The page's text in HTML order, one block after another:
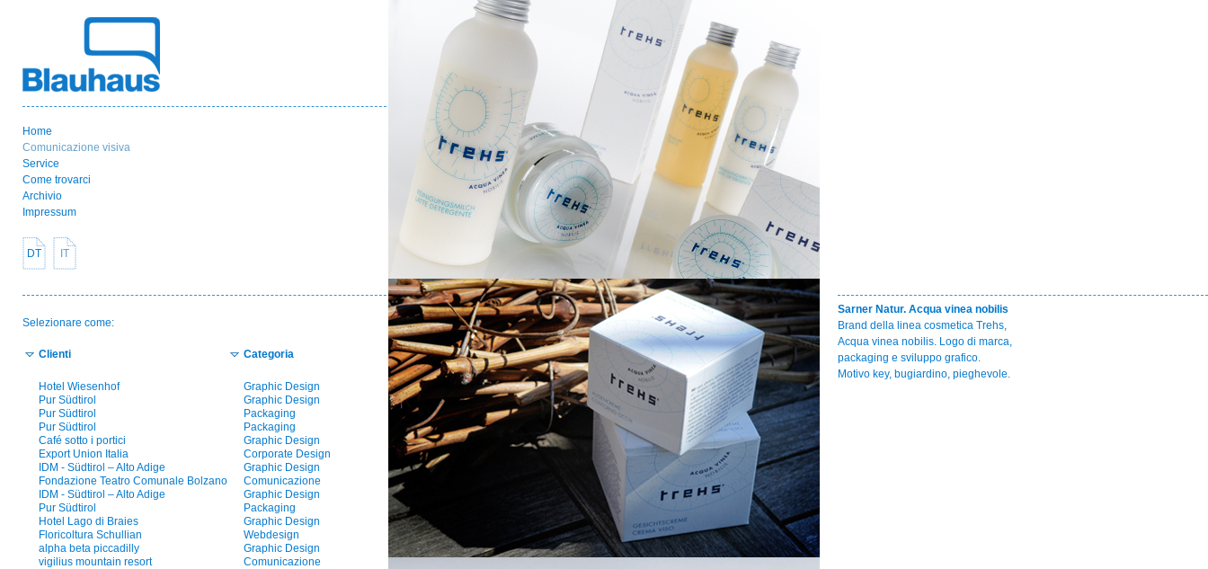
Home
Comunicazione visiva
Service
Come trovarci
Archivio
Impressum
DT IT
Selezionare come:
Clienti Categoria
Hotel Wiesenhof
Graphic Design
Pur Südtirol
Graphic Design
Pur Südtirol
Packaging
Pur Südtirol
Packaging
Café sotto i portici
Graphic Design
Export Union Italia
Corporate Design
IDM - Südtirol – Alto Adige
Graphic Design
Fondazione Teatro Comunale Bolzano
Comunicazione
IDM - Südtirol – Alto Adige
Graphic Design
Pur Südtirol
Packaging
Hotel Lago di Braies
Graphic Design
Floricoltura Schullian
Webdesign
alpha beta piccadilly
Graphic Design
vigilius mountain resort
Comunicazione
Sarner Natur. Acqua vinea nobilis
Brand della linea cosmetica Trehs,
Acqua vinea nobilis. Logo di marca,
packaging e sviluppo grafico.
Motivo key, bugiardino, pieghevole.